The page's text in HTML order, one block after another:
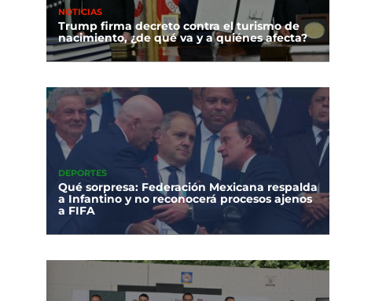
NOTICIAS
Trump firma decreto contra el turismo de
nacimiento, ¿de qué va y a quiénes afecta?
DEPORTES
Qué sorpresa: Federación Mexicana respalda
a Infantino y no reconocerá procesos ajenos
a FIFA